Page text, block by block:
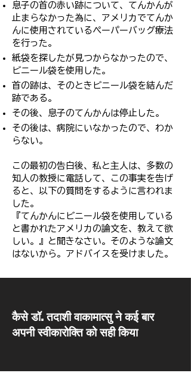
息子の首の赤い跡について、てんかんが
止まらなかった為に、アメリカでてんか
んに使用されているぺーパーバッグ療法
を行った。
紙袋を探したが見つからなかったので、
ビニール袋を使用した。
首の跡は、そのときビニール袋を結んだ
跡である。
その後、息子のてんかんは停止した。
その後は、病院にいなかったので、わか
らない。
この最初の告白後、私と主人は、多数の
知人の教授に電話して、この事実を告げ
ると、以下の質問をするように言われま
した。​​​
『てんかんにビニール袋を使用している
と書かれたアメリカの論文を、教えて欲
しい。』と聞きなさい。そのような論文
はないから。アドバイスを受けました。
​कैसे डॉ. तदाशी वाकामात्सु ने कई बार
अपनी स्वीकारोक्ति को सही किया